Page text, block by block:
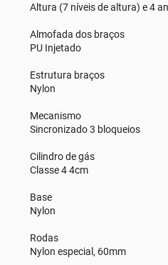
Altura (7 níveis de altura) e 4
Almofada dos braços
PU Injetado
Estrutura braços
Nylon
Mecanismo
Sincronizado 3 bloqueios
Cilindro de gás
Classe 4 4cm
Base
Nylon
Rodas
Nylon especial, 60mm